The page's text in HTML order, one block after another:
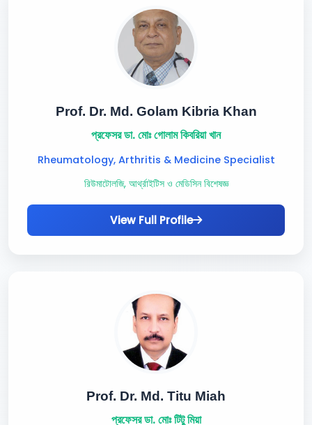
Prof. Dr. Md. Golam Kibria Khan
প্রফেসর ডা. মোঃ গোলাম কিবরিয়া খান
Rheumatology, Arthritis & Medicine Specialist
রিউমাটোলজি, আর্থ্রাইটিস ও মেডিসিন বিশেষজ্ঞ
View Full Profile
Prof. Dr. Md. Titu Miah
প্রফেসর ডা. মোঃ টিটু মিয়া